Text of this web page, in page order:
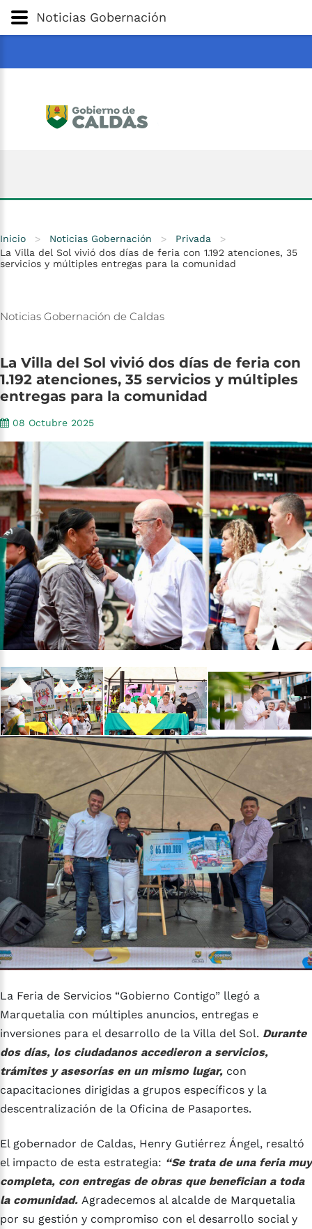
Gobernación de
Noticias Gobernación
Inicio > Noticias Gobernación > Privada
>
La Villa del Sol vivió dos días de feria con 1.192 atenciones, 35
servicios y múltiples entregas para la comunidad
Noticias Gobernación de Caldas
La Villa del Sol vivió dos días de feria con
1.192 atenciones, 35 servicios y múltiples
entregas para la comunidad
08 Octubre 2025
La Feria de Servicios “Gobierno Contigo” llegó a
Marquetalia con múltiples anuncios, entregas e
inversiones para el desarrollo de la Villa del Sol. Durante
dos días, los ciudadanos accedieron a servicios,
trámites y asesorías en un mismo lugar, con
capacitaciones dirigidas a grupos específicos y la
descentralización de la Oficina de Pasaportes.
El gobernador de Caldas, Henry Gutiérrez Ángel, resaltó
el impacto de esta estrategia: “Se trata de una feria muy
completa, con entregas de obras que benefician a toda
la comunidad. Agradecemos al alcalde de Marquetalia
por su gestión y compromiso con el desarrollo social y